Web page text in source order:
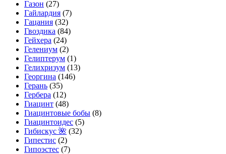
Газон (27)
Гайлардия (7)
Гацания (32)
Гвоздика (84)
Гейхера (24)
Гелениум (2)
Гелиптерум (1)
Гелихризум (13)
Георгина (146)
Герань (35)
Гербера (12)
Гиацинт (48)
Гиацинтовые бобы (8)
Гиацинтоидес (5)
Гибискус 🌺 (32)
Гипестис (2)
Гипоэстес (7)